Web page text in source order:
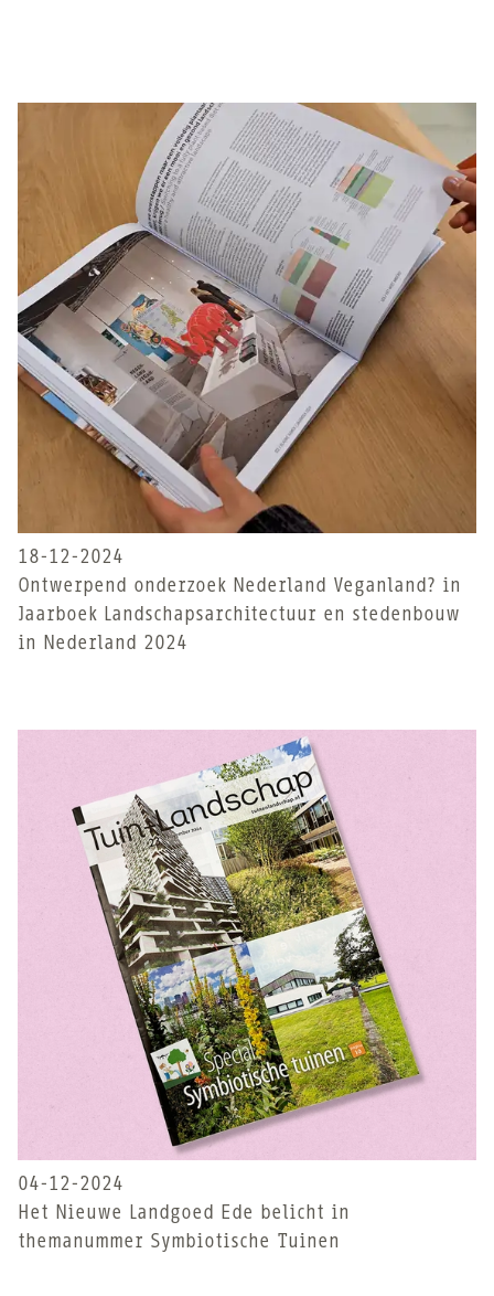
18-12-2024
Ontwerpend onderzoek Nederland Veganland? in
Jaarboek Landschapsarchitectuur en stedenbouw
in Nederland 2024
04-12-2024
Het Nieuwe Landgoed Ede belicht in
themanummer Symbiotische Tuinen